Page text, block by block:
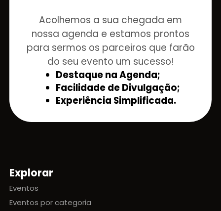
Acolhemos a sua chegada em
nossa agenda e estamos prontos
para sermos os parceiros que farão
do seu evento um sucesso!
Destaque na Agenda;
Facilidade de Divulgação;
Experiência Simplificada.
Mapa do site
Explorar
Eventos
Eventos por categoria